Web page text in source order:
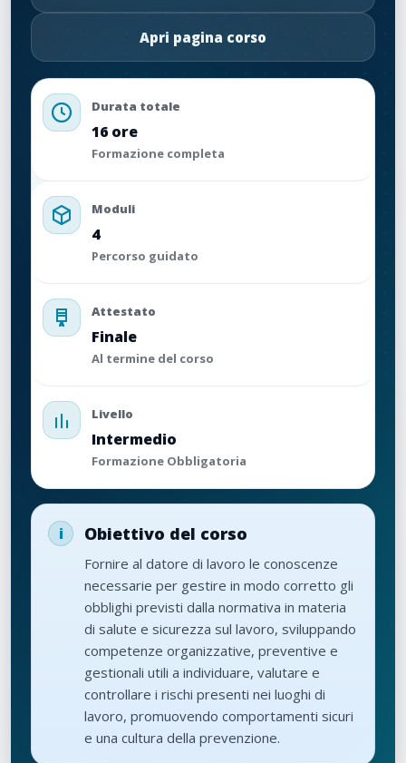
Apri pagina corso
Durata totale
16 ore
Formazione completa
Moduli
4
Percorso guidato
Attestato
Finale
Al termine del corso
Livello
Intermedio
Formazione Obbligatoria
Obiettivo del corso
Fornire al datore di lavoro le conoscenze
necessarie per gestire in modo corretto gli
obblighi previsti dalla normativa in materia
di salute e sicurezza sul lavoro, sviluppando
competenze organizzative, preventive e
gestionali utili a individuare, valutare e
controllare i rischi presenti nei luoghi di
lavoro, promuovendo comportamenti sicuri
e una cultura della prevenzione.